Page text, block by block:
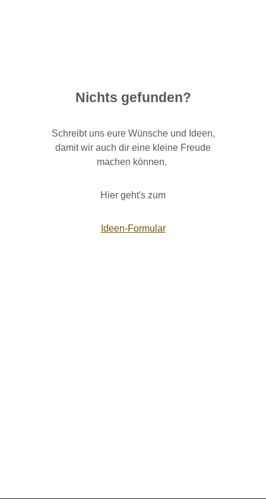
Nichts gefunden?
Schreibt uns eure Wünsche und Ideen,
damit wir auch dir eine kleine Freude
machen können.
Hier geht's zum
Ideen-Formular